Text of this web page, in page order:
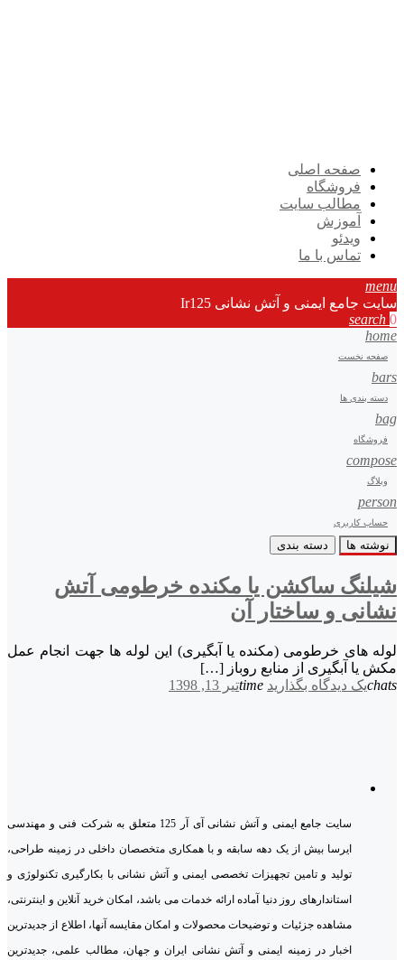
صفحه اصلی
فروشگاه
مطالب سایت
آموزش
ویدئو
تماس با ما
menu
سایت جامع ایمنی و آتش نشانی Ir125
search 0
home
صفحه نخست
bars
دسته بندی ها
bag
فروشگاه
compose
وبلاگ
person
حساب کاربری
نوشته ها دسته بندی
شیلنگ ساکشن یا مکنده خرطومی آتش
نشانی و ساختار آن
لوله های خرطومی (مکنده یا آبگیری) این لوله ها جهت انجام عمل
مکش یا آبگیری از منابع روباز […]
chatsیک دیدگاه بگذارید timeتیر 13, 1398
سایت جامع ایمنی و آتش نشانی آی آر 125 متعلق به شرکت فنی و مهندسی
ایرسا بیش از یک دهه سابقه و با همکاری متخصصان داخلی در زمینه طراحی،
تولید و تامین تجهیزات تخصصی ایمنی و آتش نشانی با بکارگیری تکنولوژی و
استاندارهای روز دنیا آماده ارائه خدمات می باشد، امکان خرید آنلاین و اینترنتی،
مشاهده جزئیات و توضیحات محصولات و امکان مقایسه آنها، اطلاع از جدیدترین
اخبار در زمینه ایمنی و آتش نشانی ایران و جهان، مطالب علمی، جدیدترین